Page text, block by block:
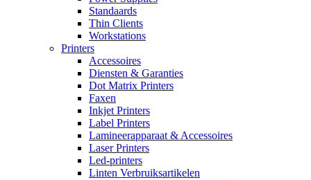
Standaards
Thin Clients
Workstations
Printers
Accessoires
Diensten & Garanties
Dot Matrix Printers
Faxen
Inkjet Printers
Label Printers
Lamineerapparaat & Accessoires
Laser Printers
Led-printers
Linten Verbruiksartikelen